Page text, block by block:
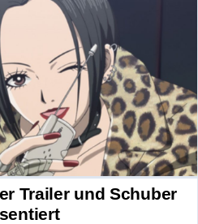
Trailer und Schuber